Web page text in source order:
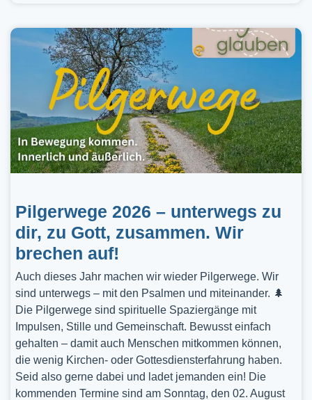
Pilgerwege 2026 – unterwegs zu
dir, zu Gott, zusammen. Wir
brechen auf!
Auch dieses Jahr machen wir wieder Pilgerwege. Wir
sind unterwegs – mit den Psalmen und miteinander. 🌲
Die Pilgerwege sind spirituelle Spaziergänge mit
Impulsen, Stille und Gemeinschaft. Bewusst einfach
gehalten – damit auch Menschen mitkommen können,
die wenig Kirchen- oder Gottesdiensterfahrung haben.
Seid also gerne dabei und ladet jemanden ein! Die
kommenden Termine sind am Sonntag, den 02. August